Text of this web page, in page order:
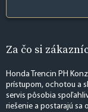
Za čo si
Honda Trencin PH
prístupom, ochotou a
servis pôsobia
riešenie a postarajú sa